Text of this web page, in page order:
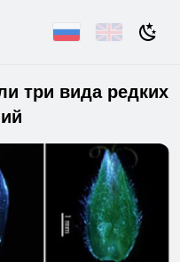
три вида редких